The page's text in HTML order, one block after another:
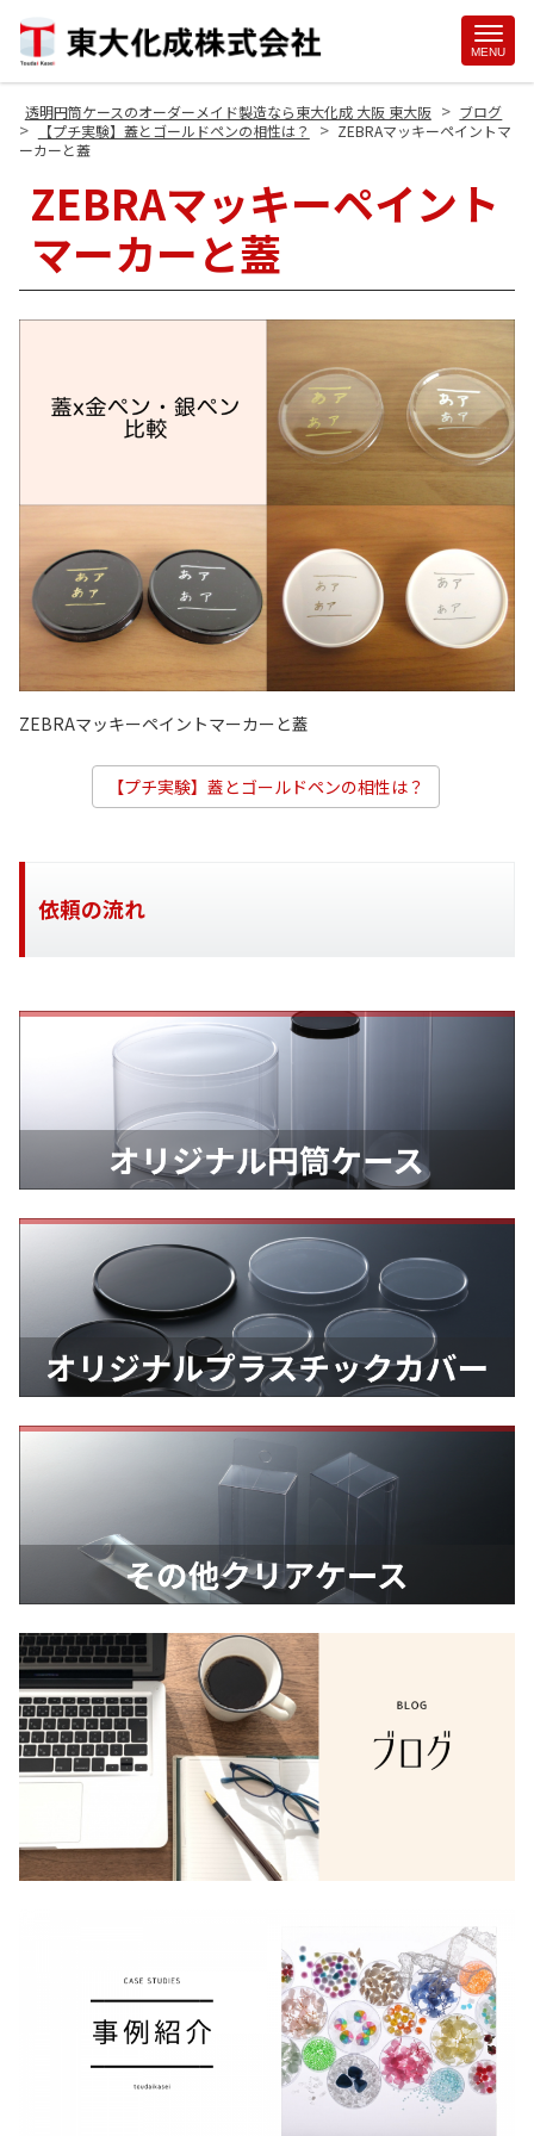
MENU
透明円筒ケースのオーダーメイド製造なら東大化成 大阪 東大阪 > ブログ
> 【プチ実験】蓋とゴールドペンの相性は？ > ZEBRAマッキーペイントマ
ーカーと蓋
ZEBRAマッキーペイント
マーカーと蓋
ZEBRAマッキーペイントマーカーと蓋
【プチ実験】蓋とゴールドペンの相性は？
依頼の流れ
Site
Footer